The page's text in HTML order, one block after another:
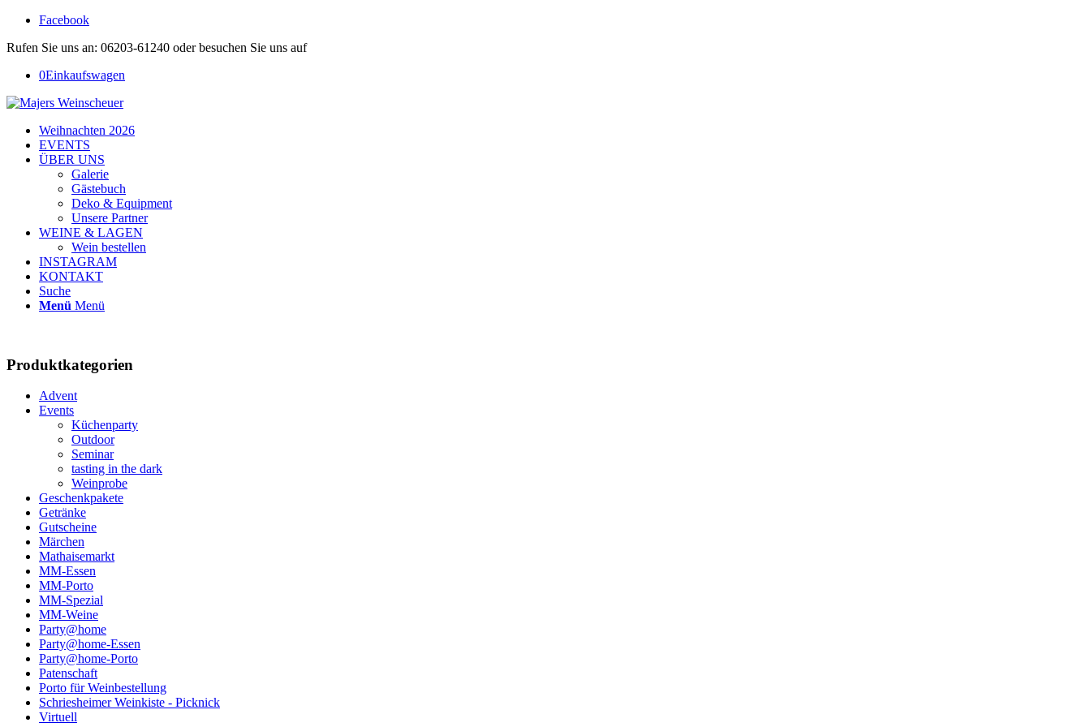
Facebook
Rufen Sie uns an: 06203-61240 oder besuchen Sie uns auf
0Einkaufswagen
Weihnachten 2026
EVENTS
ÜBER UNS
Galerie
Gästebuch
Deko & Equipment
Unsere Partner
WEINE & LAGEN
Wein bestellen
INSTAGRAM
KONTAKT
Suche
Menü Menü
Produktkategorien
Advent
Events
Küchenparty
Outdoor
Seminar
tasting in the dark
Weinprobe
Geschenkpakete
Getränke
Gutscheine
Märchen
Mathaisemarkt
MM-Essen
MM-Porto
MM-Spezial
MM-Weine
Party@home
Party@home-Essen
Party@home-Porto
Patenschaft
Porto für Weinbestellung
Schriesheimer Weinkiste - Picknick
Virtuell